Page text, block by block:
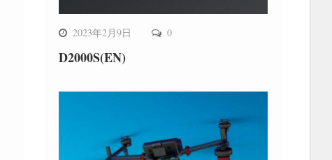
2023年2月9日 0
D2000S(EN)